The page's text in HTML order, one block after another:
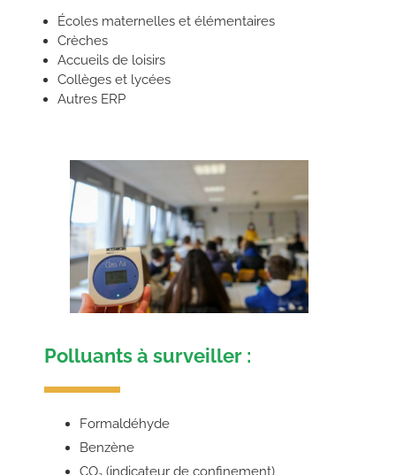
Écoles maternelles et élémentaires
Crèches
Accueils de loisirs
Collèges et lycées
Autres ERP
Polluants à surveiller :
Formaldéhyde
Benzène
CO₂ (indicateur de confinement)